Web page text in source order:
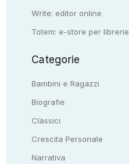
Write: editor online
Totem: e-store per librerie
Categorie
Bambini e Ragazzi
Biografie
Classici
Crescita Personale
Narrativa